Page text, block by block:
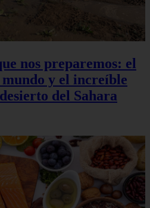
nos preparemos: el
y el increíble
del Sahara